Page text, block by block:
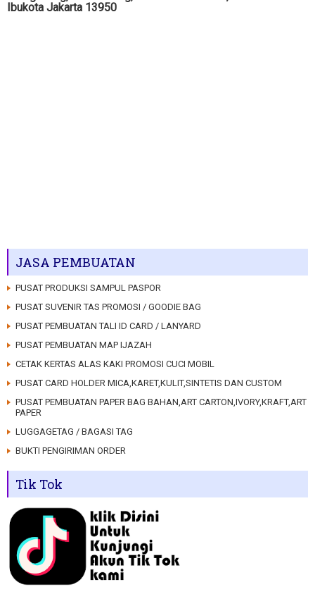
Ibukota Jakarta 13950
JASA PEMBUATAN
PUSAT PRODUKSI SAMPUL PASPOR
PUSAT SUVENIR TAS PROMOSI / GOODIE BAG
PUSAT PEMBUATAN TALI ID CARD / LANYARD
PUSAT PEMBUATAN MAP IJAZAH
CETAK KERTAS ALAS KAKI PROMOSI CUCI MOBIL
PUSAT CARD HOLDER MICA,KARET,KULIT,SINTETIS DAN CUSTOM
PUSAT PEMBUATAN PAPER BAG BAHAN,ART CARTON,IVORY,KRAFT,ART
PAPER
LUGGAGETAG / BAGASI TAG
BUKTI PENGIRIMAN ORDER
Tik Tok